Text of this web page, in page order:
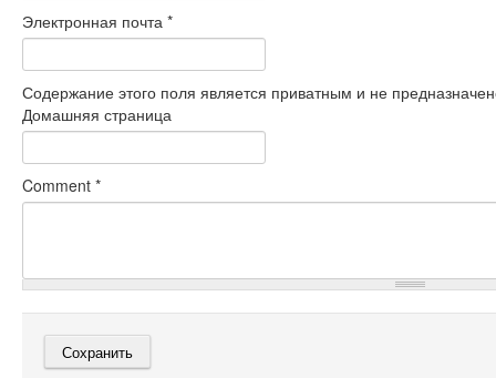
Электронная почта *
Содержание этого поля является приватным и не
Домашняя страница
Comment *